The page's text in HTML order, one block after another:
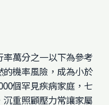
萬分之一以下為參考
機率風險，成為小於
個罕見疾病家庭，七
重照顧壓力常讓家屬